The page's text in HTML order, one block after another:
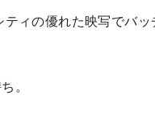
ィの優れた映写でバ
。